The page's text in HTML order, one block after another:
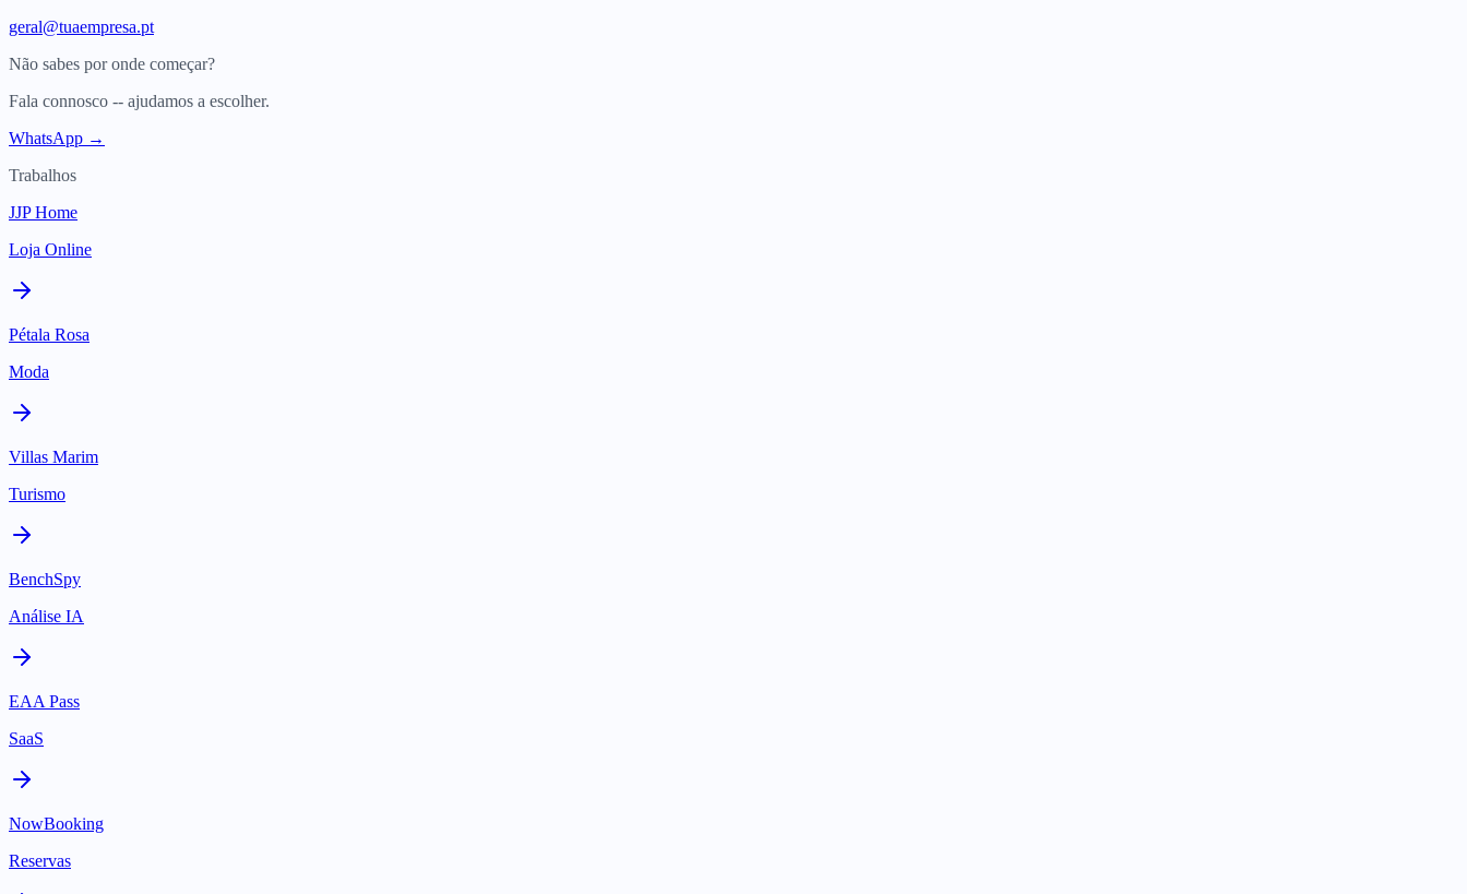
geral@tuaempresa.pt
Não sabes por onde começar?
Fala connosco -- ajudamos a escolher.
WhatsApp →
Trabalhos
JJP Home
Loja Online
Pétala Rosa
Moda
Villas Marim
Turismo
BenchSpy
Análise IA
EAA Pass
SaaS
NowBooking
Reservas